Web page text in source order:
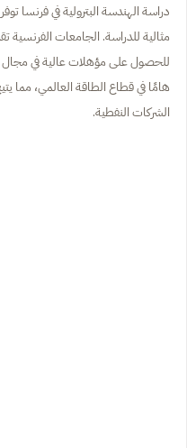
دراسة الهندسة البترولية في فرنسا
مثالية للدراسة. الجامعات
للحصول على مؤهلات عالية في مجال
هامًا في قطاع الطاقة العالمي، مما
الشركات النفطية.